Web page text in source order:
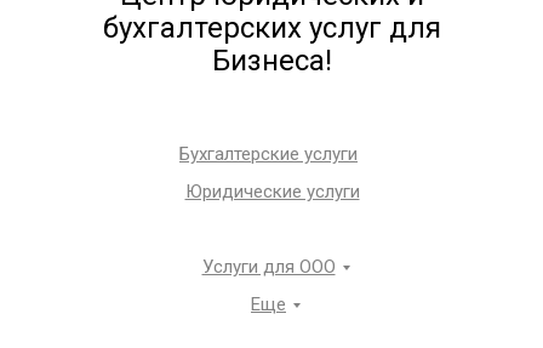
бухгалтерских услуг для
Бизнеса!
Бухгалтерские услуги
Юридические услуги
Услуги для ООО
Еще